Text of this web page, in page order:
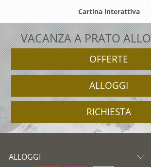
Cartina interattiva
VACANZA A PRATO
OFFERTE
ALLOGGI
RICHIESTA
ALLOGGI